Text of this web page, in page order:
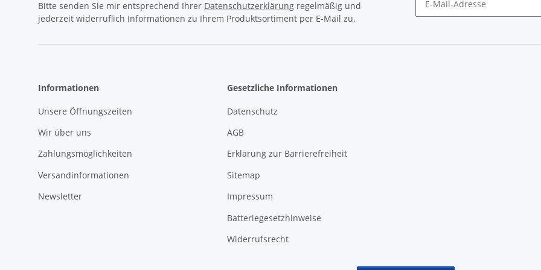
Bitte senden Sie mir entsprechend Ihrer Datenschutzerklärung regelmäßig und
jederzeit widerruflich Informationen zu Ihrem Produktsortiment per E-Mail zu.
Informationen
Unsere Öffnungszeiten
Wir über uns
Zahlungsmöglichkeiten
Versandinformationen
Newsletter
Gesetzliche Informationen
Datenschutz
AGB
Erklärung zur Barrierefreiheit
Sitemap
Impressum
Batteriegesetzhinweise
Widerrufsrecht